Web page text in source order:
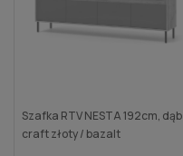
Szafka RTV NESTA 192cm, dąb
craft złoty / bazalt